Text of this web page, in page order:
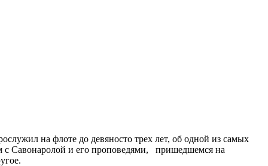
на флоте до девяносто трех лет, об одной из самых
с Савонаролой и его проповедями, пришедшемся на